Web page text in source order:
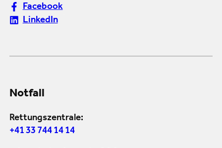
Facebook
LinkedIn
Notfall
Rettungszentrale:
+41 33 744 14 14